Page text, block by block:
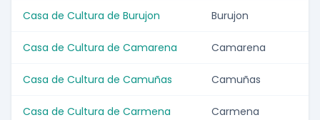
Casa de Cultura de Burujon Burujon
Casa de Cultura de Camarena Camarena
Casa de Cultura de Camuñas Camuñas
Casa de Cultura de Carmena Carmena